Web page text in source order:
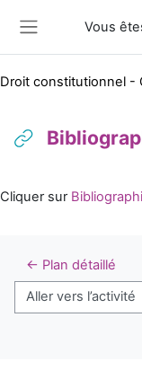
Vous
Cliquer sur
← Plan détaillé
Aller vers l’activité